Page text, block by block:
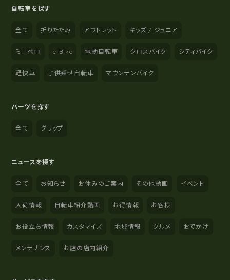
自転車を探す
全て 折りたたみ アウトレット キッズ / ジュニア
ミニベロ e-Bike 電動自転車 クロスバイク シティバイク
軽快車 子供乗せ自転車 マウンテンバイク
パーツを探す
全て グリップ
ニュースを探す
全て お知らせ お休みのご案内 その他動画 イベント
入荷情報 自転車紹介動画 お得情報 お客様
お役立ち情報 カスタマイズ 地域情報 グルメ おでかけ
メンテナンス お店の店内紹介